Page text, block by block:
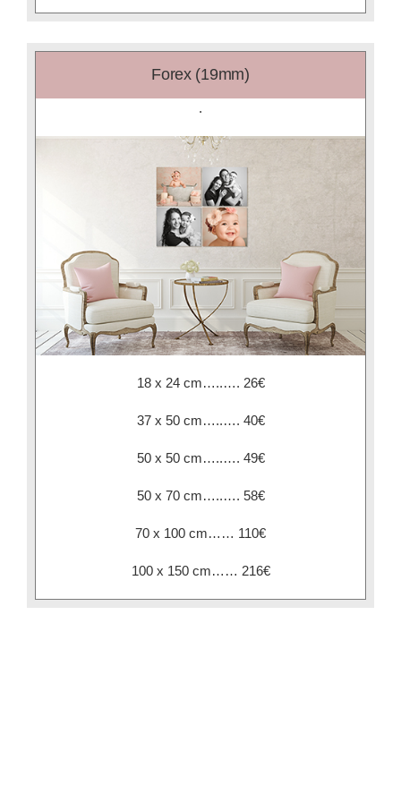
Forex (19mm)
.
18 x 24 cm…..…. 26€
37 x 50 cm…..…. 40€
50 x 50 cm…..…. 49€
50 x 70 cm…..…. 58€
70 x 100 cm…… 110€
100 x 150 cm…… 216€